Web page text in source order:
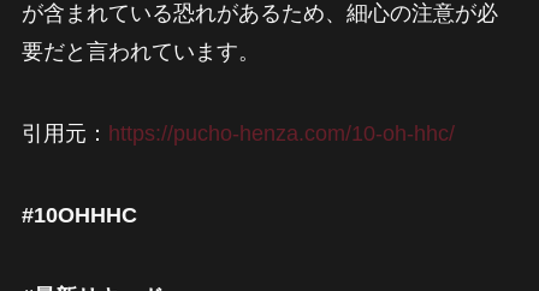
が含まれている恐れがあるため、細心の注意が必
要だと言われています。
引用元： https://pucho-henza.com/10-oh-hhc/
#10OHHHC